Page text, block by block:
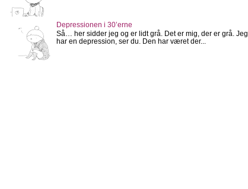
Depressionen i 30’erne
Så… her sidder jeg og er lidt grå. Det er mig, der er grå. Jeg
har en depression, ser du. Den har været der...